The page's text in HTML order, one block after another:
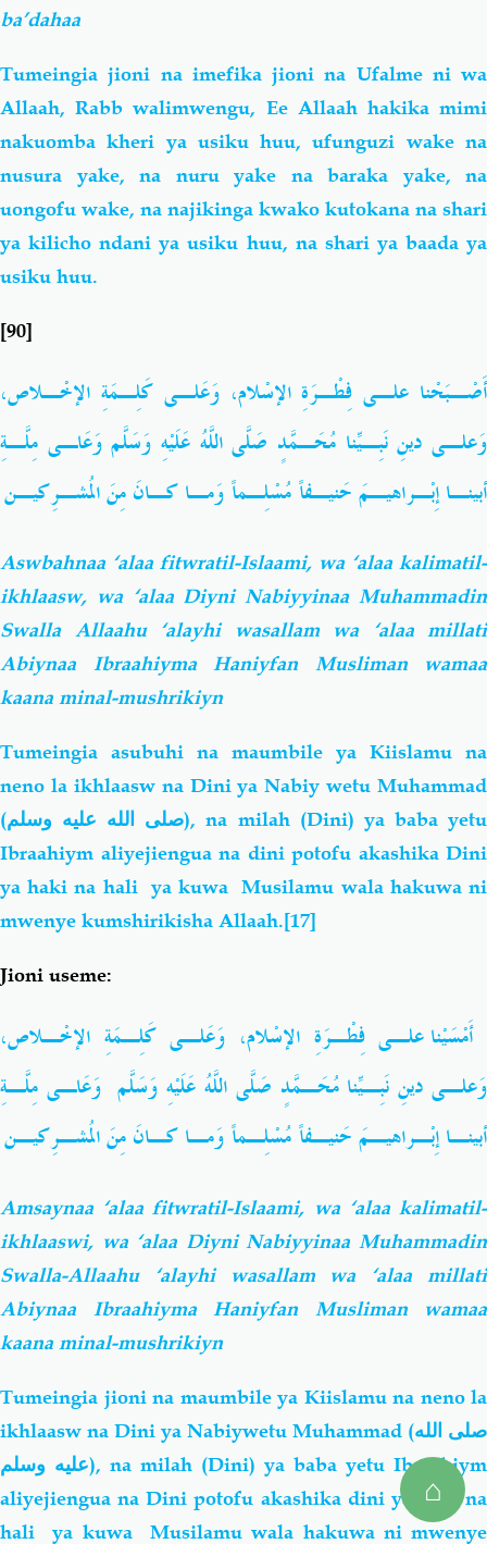
⌂
ba’dahaa
Tumeingia jioni na imefika jioni na Ufalme ni wa
Allaah, Rabb walimwengu, Ee Allaah hakika mimi
nakuomba kheri ya usiku huu, ufunguzi wake na
nusura yake, na nuru yake na baraka yake, na
uongofu wake, na najikinga kwako kutokana na shari
ya kilicho ndani ya usiku huu, na shari ya baada ya
usiku huu.
[90]
أَصْـبَحْنا علـى فِطْـرَةِ الإسْلام، وَعَلـى كَلِـمَةِ الإخْـلاص،
وَعلـى دينِ نَبِـيِّنا مُحَـمَّدٍ صَلَّى اللَّهُ عَلَيْهِ وَسَلَّم وَعَاـى مِلَّـةِ
أبينـا إِبْـراهيـمَ حَنيـفاً مُسْلِـماً وَمـا كـانَ مِنَ المُشـرِكيـن
Aswbahnaa ‘alaa fitwratil-Islaami, wa ‘alaa kalimatil-
ikhlaasw, wa ‘alaa Diyni Nabiyyinaa Muhammadin
Swalla Allaahu ‘alayhi wasallam wa ‘alaa millati
Abiynaa Ibraahiyma Haniyfan Musliman wamaa
kaana minal-mushrikiyn
Tumeingia asubuhi na maumbile ya Kiislamu na
neno la ikhlaasw na Dini ya Nabiy wetu Muhammad
(صلى الله عليه وسلم), na milah (Dini) ya baba yetu
Ibraahiym aliyejiengua na dini potofu akashika Dini
ya haki na hali yakuwa Musilamu wala hakuwa ni
mwenye kumshirikisha Allaah.[17]
Jioni useme:
أَمْسَيْنا علـى فِطْـرَةِ الإسْلام، وَعَلـى كَلِـمَةِ الإخْـلاص،
وَعلـى دينِ نَبِـيِّنا مُحَـمَّدٍ صَلَّى اللَّهُ عَلَيْهِ وَسَلَّم وَعَاـى مِلَّـةِ
أبينـا إِبْـراهيـمَ حَنيـفاً مُسْلِـماً وَمـا كـانَ مِنَ المُشـرِكيـن
Amsaynaa ‘alaa fitwratil-Islaami, wa ‘alaa kalimatil-
ikhlaaswi, wa ‘alaa Diyni Nabiyyinaa Muhammadin
Swalla-Allaahu ‘alayhi wasallam wa ‘alaa millati
Abiynaa Ibraahiyma Haniyfan Musliman wamaa
kaana minal-mushrikiyn
Tumeingia jioni na maumbile ya Kiislamu na neno la
ikhlaasw na Dini ya Nabiywetu Muhammad (صلى الله
عليه وسلم), na milah (Dini) ya baba yetu Ibraahiym
aliyejiengua na Dini potofu akashika dini ya haki na
hali ya kuwa Musilamu wala hakuwa ni mwenye